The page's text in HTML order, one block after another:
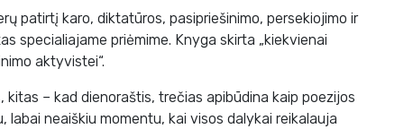
patirtį karo, diktatūros, pasipriešinimo, persekiojimo ir
specialiajame priėmime. Knyga skirta „kiekvienai
aktyvistei“.
kitas – kad dienoraštis, trečias apibūdina kaip poezijos
labai neaiškiu momentu, kai visos dalykai reikalauja